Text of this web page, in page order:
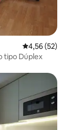
4,56 de uma
4,56 (52)
tipo Dúplex